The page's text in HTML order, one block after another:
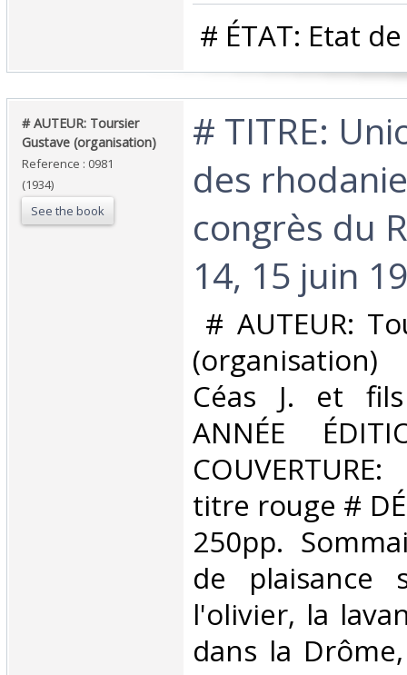
# ÉTAT: Etat
‎# AUTEUR: Toursier
Gustave (organisation)‎
Reference : 0981
(1934)
See the book
‎# TITRE:
des
congrès du
14, 15 juin
# AUTEUR:
Céas J. et
ANNÉE
titre rouge #
250pp.
de plaisance
l'olivier, la
dans la